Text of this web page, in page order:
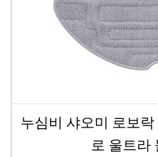
누심비 샤오미 로보
로 울트라